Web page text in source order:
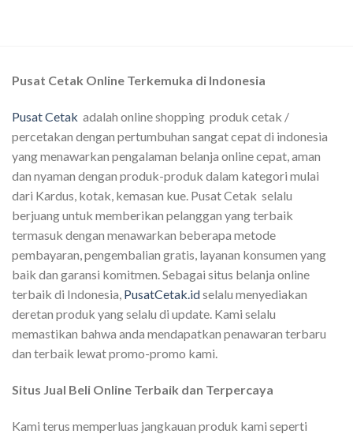
Pusat Cetak Online Terkemuka di Indonesia
Pusat Cetak adalah online shopping produk cetak /
percetakan dengan pertumbuhan sangat cepat di indonesia
yang menawarkan pengalaman belanja online cepat, aman
dan nyaman dengan produk-produk dalam kategori mulai
dari Kardus, kotak, kemasan kue. Pusat Cetak selalu
berjuang untuk memberikan pelanggan yang terbaik
termasuk dengan menawarkan beberapa metode
pembayaran, pengembalian gratis, layanan konsumen yang
baik dan garansi komitmen. Sebagai situs belanja online
terbaik di Indonesia, PusatCetak.idselalu menyediakan
deretan produk yang selalu di update. Kami selalu
memastikan bahwa anda mendapatkan penawaran terbaru
dan terbaik lewat promo-promo kami.
Situs Jual Beli Online Terbaik dan Terpercaya
Kami terus memperluas jangkauan produk kami seperti